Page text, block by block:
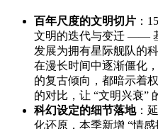
百年尺度的文明切片 ：
文明的迭代与变迁 ——
发展为拥有星际舰队的
在漫长时间中逐渐僵化
的复古倾向，都暗示着
的对比，让 “文明兴衰”
科幻设定的细节落地：
化还原，本季新增 “情